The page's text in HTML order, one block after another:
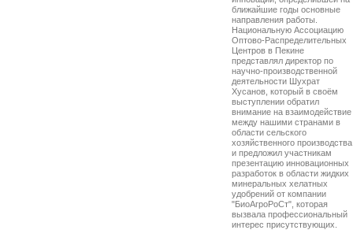
ближайшие годы основные
направления работы.
Национальную Ассоциацию
Оптово-Распределительных
Центров в Пекине
представлял директор по
научно-производственной
деятельности Шухрат
Хусанов, который в своём
выступлении обратил
внимание на взаимодействие
между нашими странами в
области сельского
хозяйственного производства
и предложил участникам
презентацию инновационных
разработок в области жидких
минеральных хелатных
удобрений от компании
"БиоАгроРоСт", которая
вызвала профессиональный
интерес присутствующих.